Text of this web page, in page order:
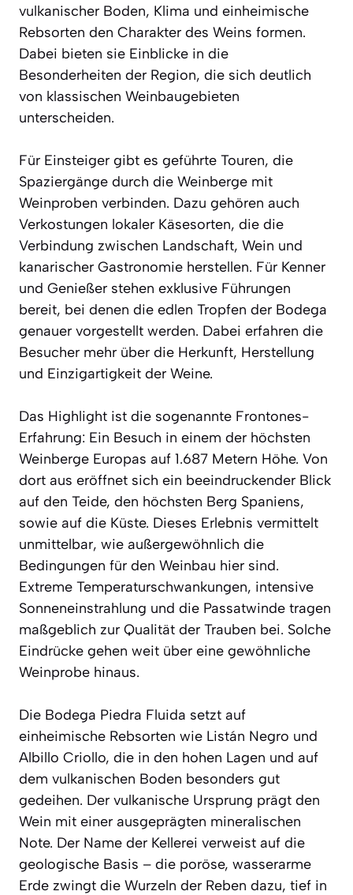
vulkanischer Boden, Klima und einheimische
Rebsorten den Charakter des Weins formen.
Dabei bieten sie Einblicke in die
Besonderheiten der Region, die sich deutlich
von klassischen Weinbaugebieten
unterscheiden.
Für Einsteiger gibt es geführte Touren, die
Spaziergänge durch die Weinberge mit
Weinproben verbinden. Dazu gehören auch
Verkostungen lokaler Käsesorten, die die
Verbindung zwischen Landschaft, Wein und
kanarischer Gastronomie herstellen. Für Kenner
und Genießer stehen exklusive Führungen
bereit, bei denen die edlen Tropfen der Bodega
genauer vorgestellt werden. Dabei erfahren die
Besucher mehr über die Herkunft, Herstellung
und Einzigartigkeit der Weine.
Das Highlight ist die sogenannte Frontones-
Erfahrung: Ein Besuch in einem der höchsten
Weinberge Europas auf 1.687 Metern Höhe. Von
dort aus eröffnet sich ein beeindruckender Blick
auf den Teide, den höchsten Berg Spaniens,
sowie auf die Küste. Dieses Erlebnis vermittelt
unmittelbar, wie außergewöhnlich die
Bedingungen für den Weinbau hier sind.
Extreme Temperaturschwankungen, intensive
Sonneneinstrahlung und die Passatwinde tragen
maßgeblich zur Qualität der Trauben bei. Solche
Eindrücke gehen weit über eine gewöhnliche
Weinprobe hinaus.
Die Bodega Piedra Fluida setzt auf
einheimische Rebsorten wie Listán Negro und
Albillo Criollo, die in den hohen Lagen und auf
dem vulkanischen Boden besonders gut
gedeihen. Der vulkanische Ursprung prägt den
Wein mit einer ausgeprägten mineralischen
Note. Der Name der Kellerei verweist auf die
geologische Basis – die poröse, wasserarme
Erde zwingt die Wurzeln der Reben dazu, tief in